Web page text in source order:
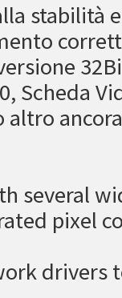
stabilità
Scheda
ancora
several
pixel
drivers